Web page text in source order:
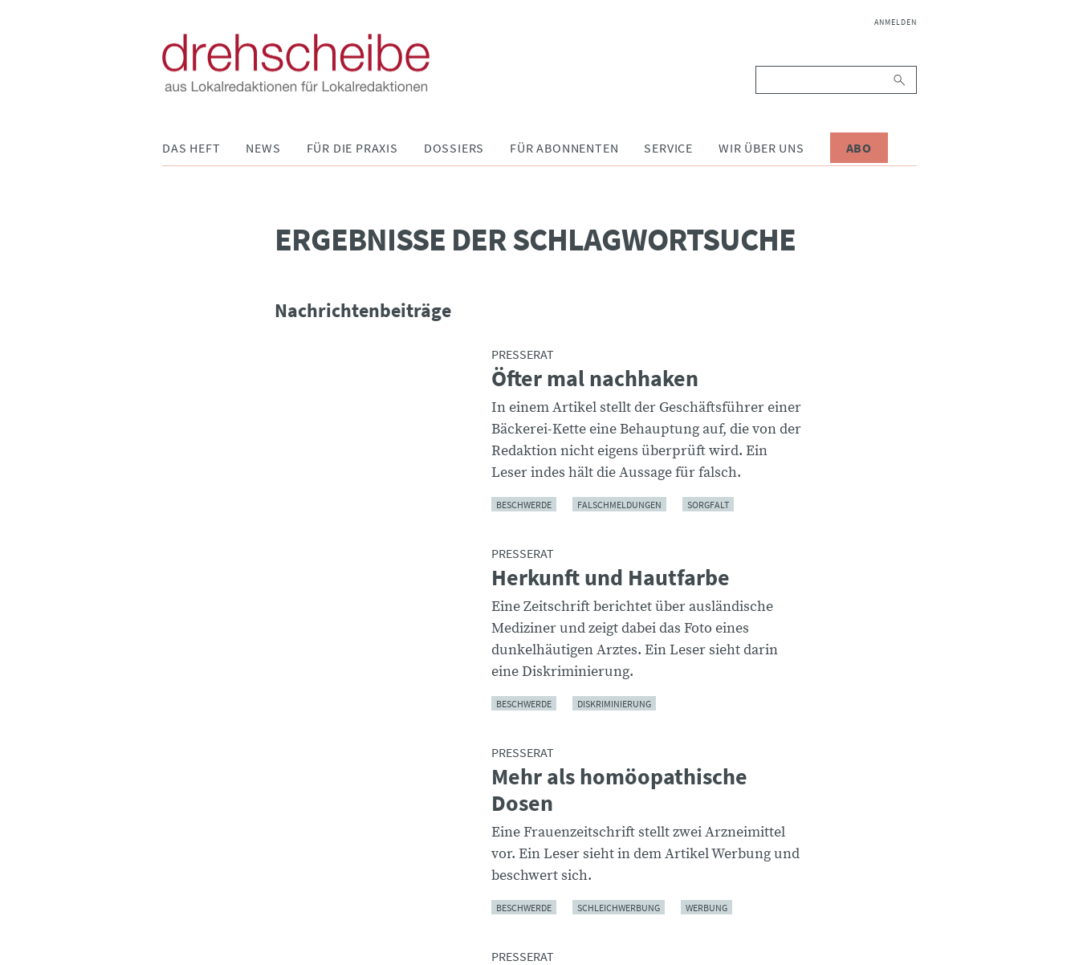
NAVIGATION
ANMELDEN
DAS HEFT NEWS FÜR DIE PRAXIS DOSSIERS FÜR ABONNENTEN SERVICE WIR ÜBER UNS ABO
­ERGEBNISSE DER SCHLAGWORTSUCHE
Nachrichtenbeiträge
PRESSERAT
Öfter mal nachhaken
In einem Artikel stellt der Geschäftsführer einer
Bäckerei-Kette eine Behauptung auf, die von der
Redaktion nicht eigens überprüft wird. Ein
Leser indes hält die Aussage für falsch.
BESCHWERDE FALSCHMELDUNGEN SORGFALT
PRESSERAT
Herkunft und Hautfarbe
Eine Zeitschrift berichtet über ausländische
Mediziner und zeigt dabei das Foto eines
dunkelhäutigen Arztes. Ein Leser sieht darin
eine Diskriminierung.
BESCHWERDE DISKRIMINIERUNG
PRESSERAT
Mehr als homöopathische
Dosen
Eine Frauenzeitschrift stellt zwei Arzneimittel
vor. Ein Leser sieht in dem Artikel Werbung und
beschwert sich.
BESCHWERDE SCHLEICHWERBUNG WERBUNG
PRESSERAT